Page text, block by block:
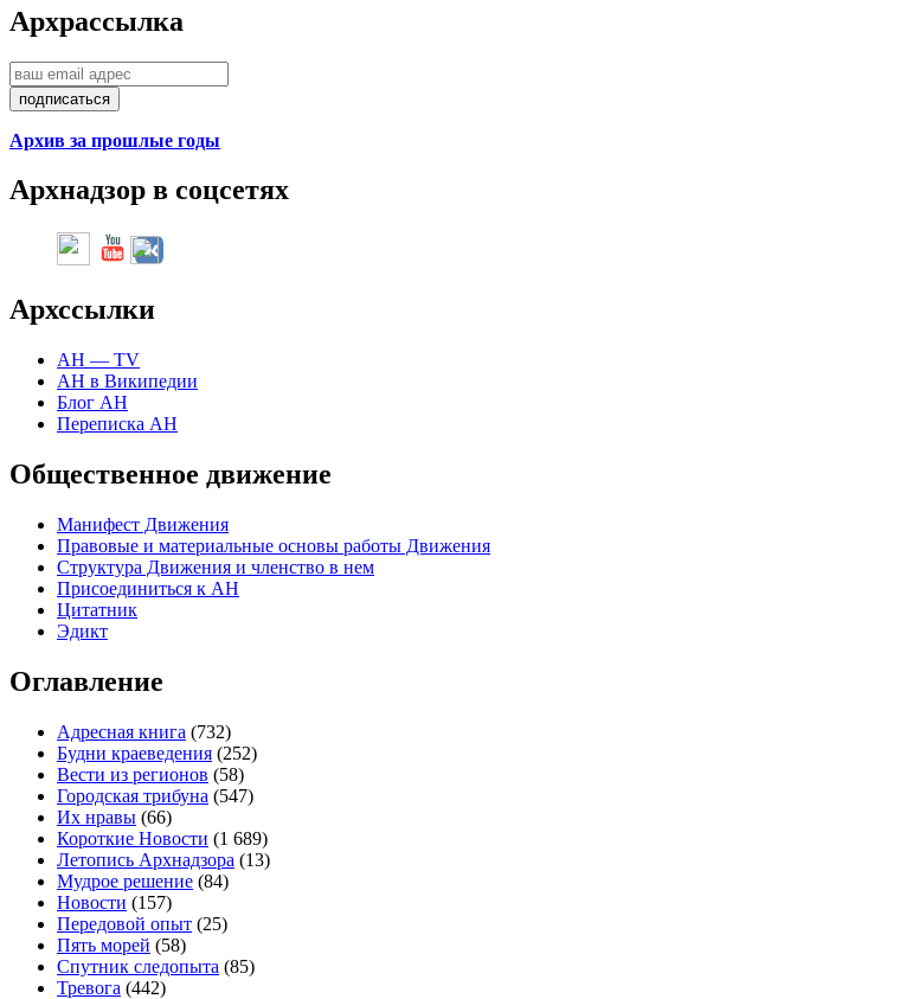
Архрассылка
Архив за прошлые годы
Архнадзор в соцсетях
Архссылки
АН — TV
АН в Википедии
Блог АН
Переписка АН
Общественное движение
Манифест Движения
Правовые и материальные основы работы Движения
Структура Движения и членство в нем
Присоединиться к АН
Цитатник
Эдикт
Оглавление
Адресная книга (732)
Будни краеведения (252)
Вести из регионов (58)
Городская трибуна (547)
Их нравы (66)
Короткие Новости (1 689)
Летопись Архнадзора (13)
Мудрое решение (84)
Новости (157)
Передовой опыт (25)
Пять морей (58)
Спутник следопыта (85)
Тревога (442)